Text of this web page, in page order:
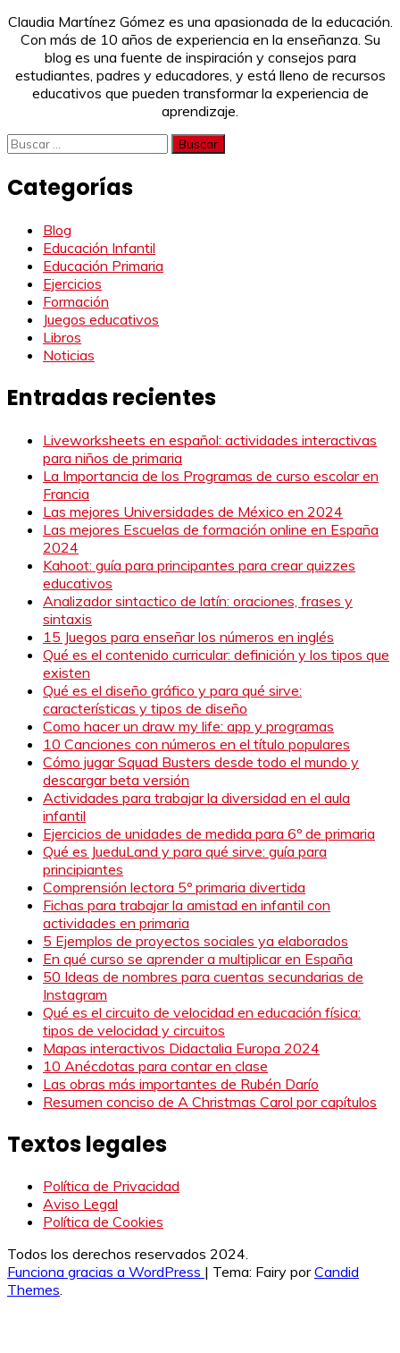
Claudia Martínez Gómez es una apasionada de la educación.
Con más de 10 años de experiencia en la enseñanza. Su
blog es una fuente de inspiración y consejos para
estudiantes, padres y educadores, y está lleno de recursos
educativos que pueden transformar la experiencia de
aprendizaje.
Buscar:
Categorías
Blog
Educación Infantil
Educación Primaria
Ejercicios
Formación
Juegos educativos
Libros
Noticias
Entradas recientes
Liveworksheets en español: actividades interactivas
para niños de primaria
La Importancia de los Programas de curso escolar en
Francia
Las mejores Universidades de México en 2024
Las mejores Escuelas de formación online en España
2024
Kahoot: guía para principantes para crear quizzes
educativos
Analizador sintactico de latín: oraciones, frases y
sintaxis
15 Juegos para enseñar los números en inglés
Qué es el contenido curricular: definición y los tipos que
existen
Qué es el diseño gráfico y para qué sirve:
características y tipos de diseño
Como hacer un draw my life: app y programas
10 Canciones con números en el título populares
Cómo jugar Squad Busters desde todo el mundo y
descargar beta versión
Actividades para trabajar la diversidad en el aula
infantil
Ejercicios de unidades de medida para 6º de primaria
Qué es JueduLand y para qué sirve: guía para
principiantes
Comprensión lectora 5º primaria divertida
Fichas para trabajar la amistad en infantil con
actividades en primaria
5 Ejemplos de proyectos sociales ya elaborados
En qué curso se aprender a multiplicar en España
50 Ideas de nombres para cuentas secundarias de
Instagram
Qué es el circuito de velocidad en educación física:
tipos de velocidad y circuitos
Mapas interactivos Didactalia Europa 2024
10 Anécdotas para contar en clase
Las obras más importantes de Rubén Darío
Resumen conciso de A Christmas Carol por capítulos
Textos legales
Política de Privacidad
Aviso Legal
Política de Cookies
Todos los derechos reservados 2024.
Funciona gracias a WordPress | Tema: Fairy porCandid
Themes.